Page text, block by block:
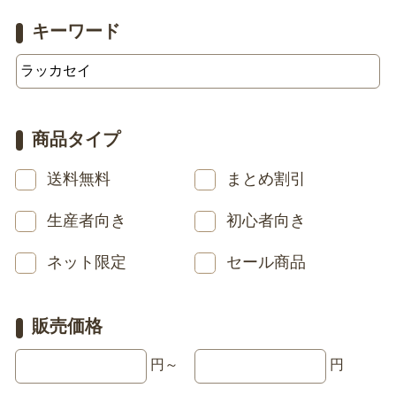
キーワード
商品タイプ
送料無料 まとめ割引
生産者向き 初心者向き
ネット限定 セール商品
販売価格
円～ 円